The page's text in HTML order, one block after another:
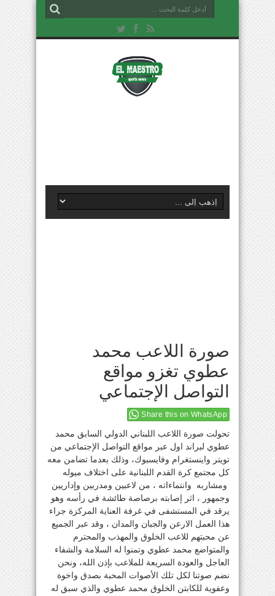
صورة اللاعب محمد
عطوي تغزو مواقع
التواصل الإجتماعي
Share this on WhatsApp
تحولت صورة اللاعب اللبناني الدولي السابق محمد
عطوي لبراند اول عبر مواقع التواصل الإجتماعي من
تويتر واينستغرام وفايسبوك، وذلك بعدما تضامن معه
كل مجتمع كرة القدم اللبنانية على اختلاف ميوله
ومشاربه وانتماءاته ، من لاعبين ومدربين وإداريين
وجمهور ، اثر إصابته برصاصة طائشة في رأسه وهو
يرقد في المستشفى في غرفة العناية المركزة جراء
هذا العمل الارعن والجبان والمدان ، وقد عبر الجميع
عن محبتهم للاعب الخلوق والمهذب والمحترم
والمتواضع محمد عطوي وتمنوا له السلامة والشفاء
العاجل والعودة السريعة للملاعب بإذن الله، ونحن
نضم صوتنا لكل تلك الأصوات المحبة بصدق واخوة
وعفوية للكابتن الخلوق محمد عطوي والذي سبق له